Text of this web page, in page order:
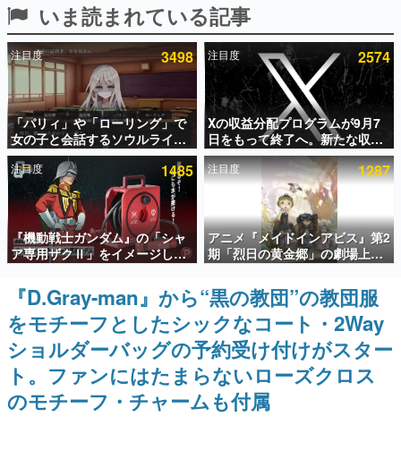
ピックアップ
電ファミのいま読まれている記事ランキング
アプリセール情報
インタビュー
連載・特集一覧
殿堂入り記事
SNS拡散数が数千以上！ ページビュー数万以上！ などな
ど。多くの人々に読まれた、電ファミ渾身の“殿堂入り”記
事をまとめました。
ゲームの企画書
名作ゲームクリエイターの方々に製作時のエピソードをお
聞きし、ヒットする企画（ゲーム）とは何か？を探ってい
きます。
赫本
この物語を解いてはいけない。『赫本』は、〈試験問題〉
の形をした短編ホラー小説集です。
いま読まれている記事
注目度 3498
「パリィ」や「ローリング」で
女の子と会話するソウルライク
恋愛ゲーム『小早川さんはソウ
ルライク』無料公開。返事に失
敗すると「YOU DIED」
注目度 2574
Xの収益分配プログラムが9月7
日をもって終了へ。新たな収益
化制度「Original Content
Rewards Program」を発表
注目度 1485
『機動戦士ガンダム』の「シャ
ア専用ザクⅡ」をイメージした
散水ホースリールが予約開始。
本体にはシャアのパーソナルマ
ークやジオン公国軍のエンブレ
ム、型式番号などを配置
注目度 1287
アニメ『メイドインアビス』第2
期「烈日の黄金郷」の劇場上映
が決定！レグ役・伊瀬茉莉也さ
んらが登壇する舞台挨拶も実施
『D.Gray-man』から“黒の教団”の教団服
をモチーフとしたシックなコート・2Way
ショルダーバッグの予約受け付けがスター
ト。ファンにはたまらないローズクロス
のモチーフ・チャームも付属